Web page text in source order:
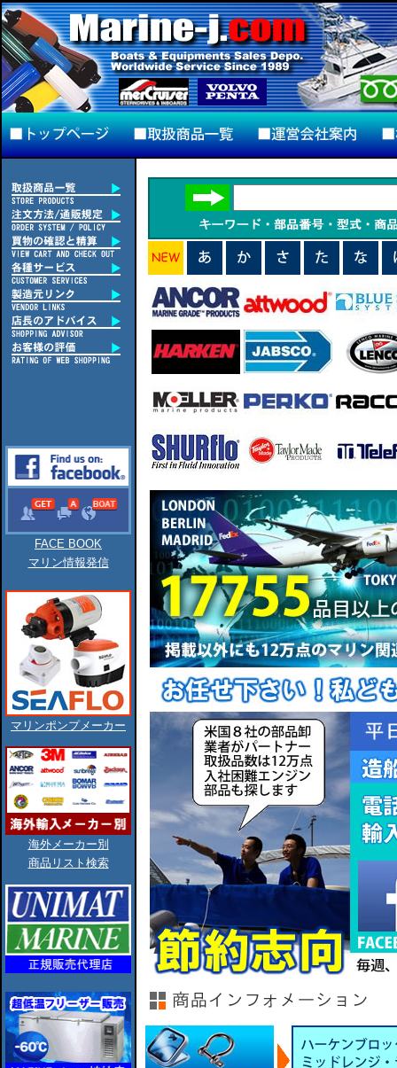
FACE BOOK
マリン情報発信
マリンポンプメーカー
海外メーカー別
商品リスト検索